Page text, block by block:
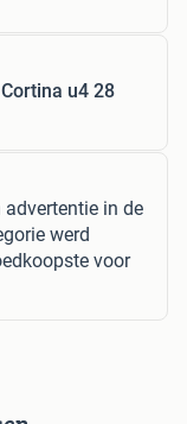
Cortina u4 28
advertentie in de
werd
voor